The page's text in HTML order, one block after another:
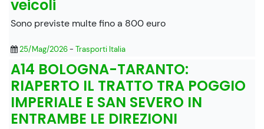
veicoli
Sono previste multe fino a 800 euro
25/Mag/2026- Trasporti Italia
A14 BOLOGNA-TARANTO:
RIAPERTO IL TRATTO TRA POGGIO
IMPERIALE E SAN SEVERO IN
ENTRAMBE LE DIREZIONI